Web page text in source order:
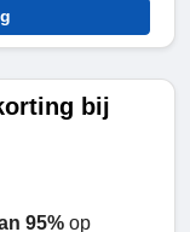
bij
95% op